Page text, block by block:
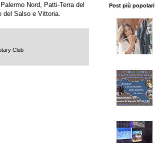
Nord, Patti-Terra del
Salso e Vittoria.
Club
Post più popolari